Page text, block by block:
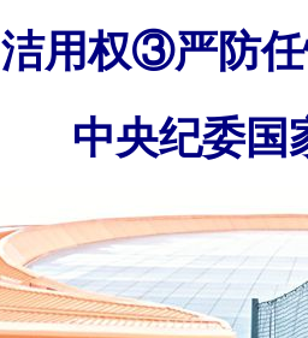
洁用权③严防
中央纪委国